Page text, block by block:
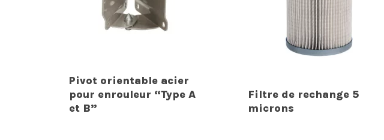
Pivot orientable acier
pour enrouleur “Type A
et B”
Filtre de rechange 5
microns